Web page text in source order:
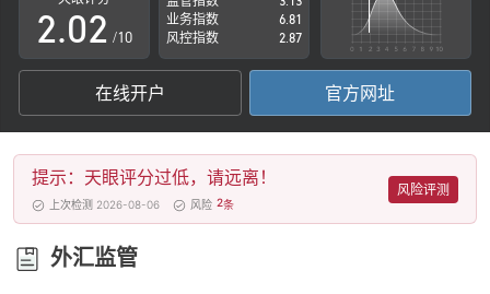
2
3
4
5
6
7
.0
1
2
3
4
5
2
3
4
5
6
7
/10
业务指数
6.81
风控指数
2.87
在线开户 官方网址
提示：天眼评分过低，请远离！
上次检测 2026-08-06 风险 2条
风险评测
外汇监管